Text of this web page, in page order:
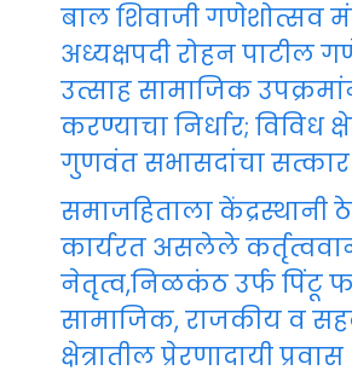
बाल शिवाजी गणेशोत्सव
अध्यक्षपदी रोहन पाटील
उत्साह सामाजिक
करण्याचा निर्धार; विविध
गुणवंत सभासदांचा सत्कार
समाजहिताला केंद्रस्थानी
कार्यरत असलेले
नेतृत्व,निळकंठ उर्फ पिंटू
सामाजिक, राजकीय व
क्षेत्रातील प्रेरणादायी प्रवास